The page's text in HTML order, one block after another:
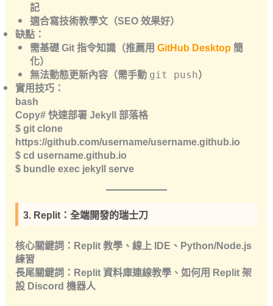
記
適合寫技術教學文（SEO 效果好）
缺點：
需基礎 Git 指令知識（推薦用 GitHub Desktop 簡
化）
無法動態更新內容（需手動 git push）
實用技巧：
bash
Copy# 快速部署 Jekyll 部落格
$ git clone
https://github.com/username/username.github.io
$ cd username.github.io
$ bundle exec jekyll serve
3. Replit：全端開發的瑞士刀
核心關鍵詞：Replit 教學、線上 IDE、Python/Node.js
練習
長尾關鍵詞：Replit 資料庫連線教學、如何用 Replit 架
設 Discord 機器人